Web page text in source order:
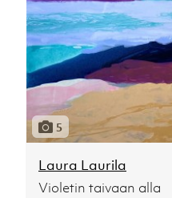
5
Laura Laurila
Violetin taivaan alla